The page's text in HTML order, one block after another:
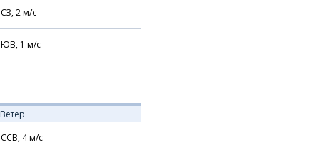
СЗ, 2м/с
ЮВ, 1 м/с
Ветер
ССВ, 4м/с